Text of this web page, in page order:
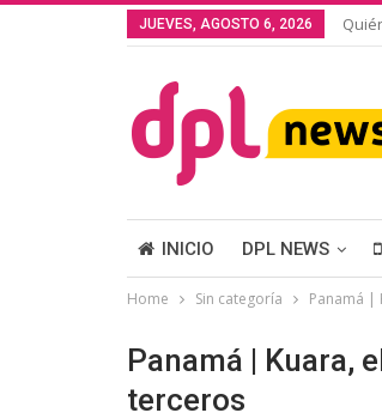
JUEVES, AGOSTO 6, 2026
INICIO DPL NEWS
Home Sin categoría Panamá |
Panamá | Kuara,
terceros